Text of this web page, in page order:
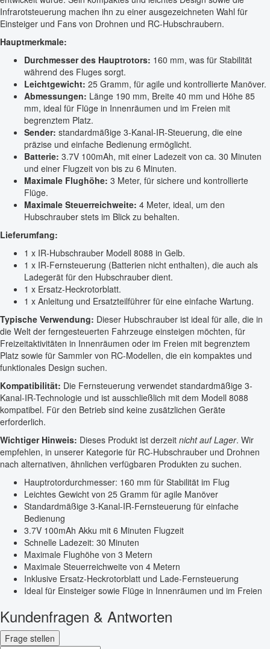
Infrarotsteuerung machen ihn zu einer ausgezeichneten Wahl für
Einsteiger und Fans von Drohnen und RC-Hubschraubern.
Hauptmerkmale:
Durchmesser des Hauptrotors: 160 mm, was für Stabilität
während des Fluges sorgt.
Leichtgewicht: 25 Gramm, für agile und kontrollierte Manöver.
Abmessungen: Länge 190 mm, Breite 40 mm und Höhe 85
mm, ideal für Flüge in Innenräumen und im Freien mit
begrenztem Platz.
Sender: standardmäßige 3-Kanal-IR-Steuerung, die eine
präzise und einfache Bedienung ermöglicht.
Batterie: 3.7V 100mAh, mit einer Ladezeit von ca. 30 Minuten
und einer Flugzeit von bis zu 6 Minuten.
Maximale Flughöhe: 3 Meter, für sichere und kontrollierte
Flüge.
Maximale Steuerreichweite: 4 Meter, ideal, um den
Hubschrauber stets im Blick zu behalten.
Lieferumfang:
1 x IR-Hubschrauber Modell 8088 in Gelb.
1 x IR-Fernsteuerung (Batterien nicht enthalten), die auch als
Ladegerät für den Hubschrauber dient.
1 x Ersatz-Heckrotorblatt.
1 x Anleitung und Ersatzteilführer für eine einfache Wartung.
Typische Verwendung: Dieser Hubschrauber ist ideal für alle, die in
die Welt der ferngesteuerten Fahrzeuge einsteigen möchten, für
Freizeitaktivitäten in Innenräumen oder im Freien mit begrenztem
Platz sowie für Sammler von RC-Modellen, die ein kompaktes und
funktionales Design suchen.
Kompatibilität: Die Fernsteuerung verwendet standardmäßige 3-
Kanal-IR-Technologie und ist ausschließlich mit dem Modell 8088
kompatibel. Für den Betrieb sind keine zusätzlichen Geräte
erforderlich.
Wichtiger Hinweis: Dieses Produkt ist derzeit nicht auf Lager. Wir
empfehlen, in unserer Kategorie für RC-Hubschrauber und Drohnen
nach alternativen, ähnlichen verfügbaren Produkten zu suchen.
Hauptrotordurchmesser: 160 mm für Stabilität im Flug
Leichtes Gewicht von 25 Gramm für agile Manöver
Standardmäßige 3-Kanal-IR-Fernsteuerung für einfache
Bedienung
3.7V 100mAh Akku mit 6 Minuten Flugzeit
Schnelle Ladezeit: 30 Minuten
Maximale Flughöhe von 3 Metern
Maximale Steuerreichweite von 4 Metern
Inklusive Ersatz-Heckrotorblatt und Lade-Fernsteuerung
Ideal für Einsteiger sowie Flüge in Innenräumen und im Freien
Kundenfragen & Antworten
Frage stellen